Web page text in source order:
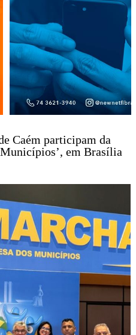
Caém participam da
em Brasília